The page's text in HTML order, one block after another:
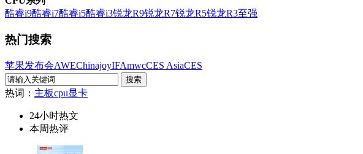
酷睿i9酷睿i7酷睿i5酷睿i3锐龙R9锐龙R7锐龙R5锐龙R3至强
热门搜索
苹果发布会AWEChinajoyIFAmwcCES AsiaCES
热词： 主板cpu显卡
24小时热文
本周热评